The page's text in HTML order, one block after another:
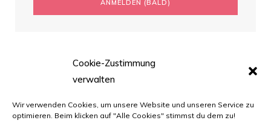
Cookie-Zustimmung
verwalten
Wir verwenden Cookies, um unsere Website und unseren Service zu
optimieren. Beim klicken auf "Alle Cookies" stimmst du dem zu!